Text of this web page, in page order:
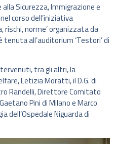
Sicurezza, Immigrazione e
corso dell’iniziativa
rischi, norme’ organizzata da
tenuta all’auditorium ‘Testori’ di
tra gli altri, la
Letizia Moratti, il D.G. di
Randelli, Direttore Comitato
Pini di Milano e Marco
dell’Ospedale Niguarda di